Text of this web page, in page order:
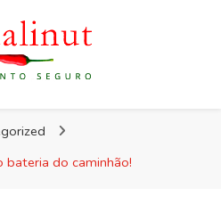
e rotulagem.
do caminhão!